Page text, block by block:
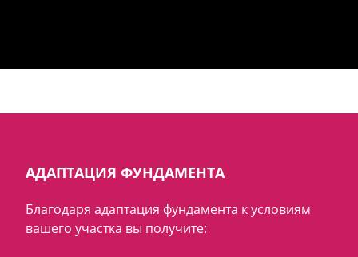
АДАПТАЦИЯ ФУНДАМЕНТА
Благодаря адаптация фундамента к условиям
вашего участка вы получите: